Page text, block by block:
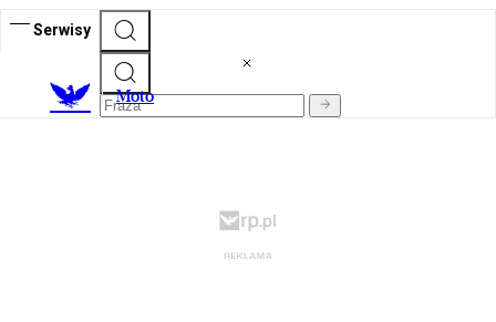
Serwisy
Moto